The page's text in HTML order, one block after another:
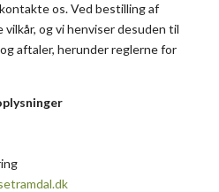
os. Ved bestilling af
og vi henviser desuden til
aftaler, herunder reglerne for